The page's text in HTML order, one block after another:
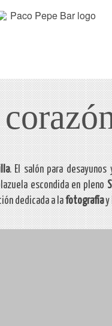
. El salón para
escondida en pleno
dedicada a lafotografíay